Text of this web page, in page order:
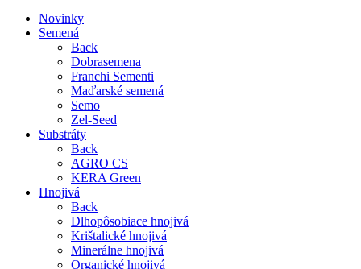
Novinky
Semená
Back
Dobrasemena
Franchi Sementi
Maďarské semená
Semo
Zel-Seed
Substráty
Back
AGRO CS
KERA Green
Hnojivá
Back
Dlhopôsobiace hnojivá
Krištalické hnojivá
Minerálne hnojivá
Organické hnojivá